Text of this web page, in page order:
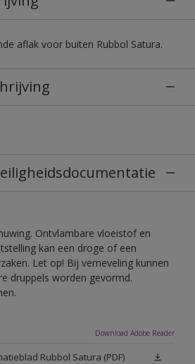
aflak voor buiten Rubbol Satura.
Ontvlambare vloeistof en
kan een droge of een
Let op! Bij verneveling kunnen
druppels worden gevormd.
Download Adobe Reader
Rubbol Satura (PDF)